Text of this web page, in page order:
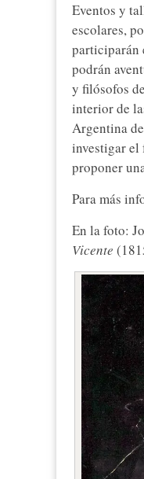
Eventos y
escolares,
participarán
podrán
y filósofos
interior de
Argentina
investigar el
proponer
Para más
En la foto:
Vicente